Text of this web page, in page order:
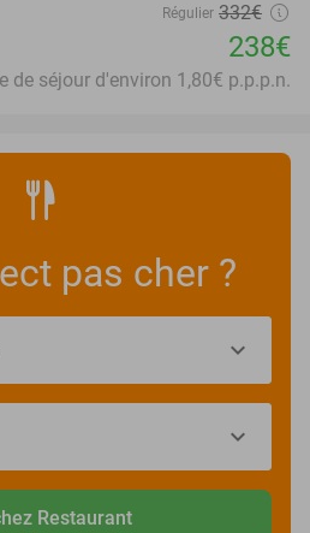
Régulier 332€
238€
de séjour d'environ 1,80€ p.p.p.n.
pas cher ?
Restaurant